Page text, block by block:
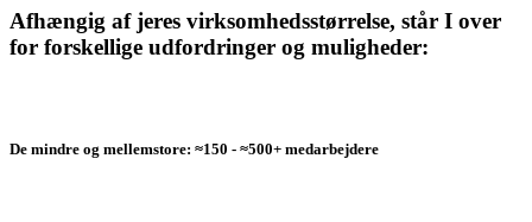
Afhængig af jeres virksomhedsstørrelse, står I over
for forskellige udfordringer og muligheder:
De mindre og mellemstore: ≈150 - ≈500+ medarbejdere